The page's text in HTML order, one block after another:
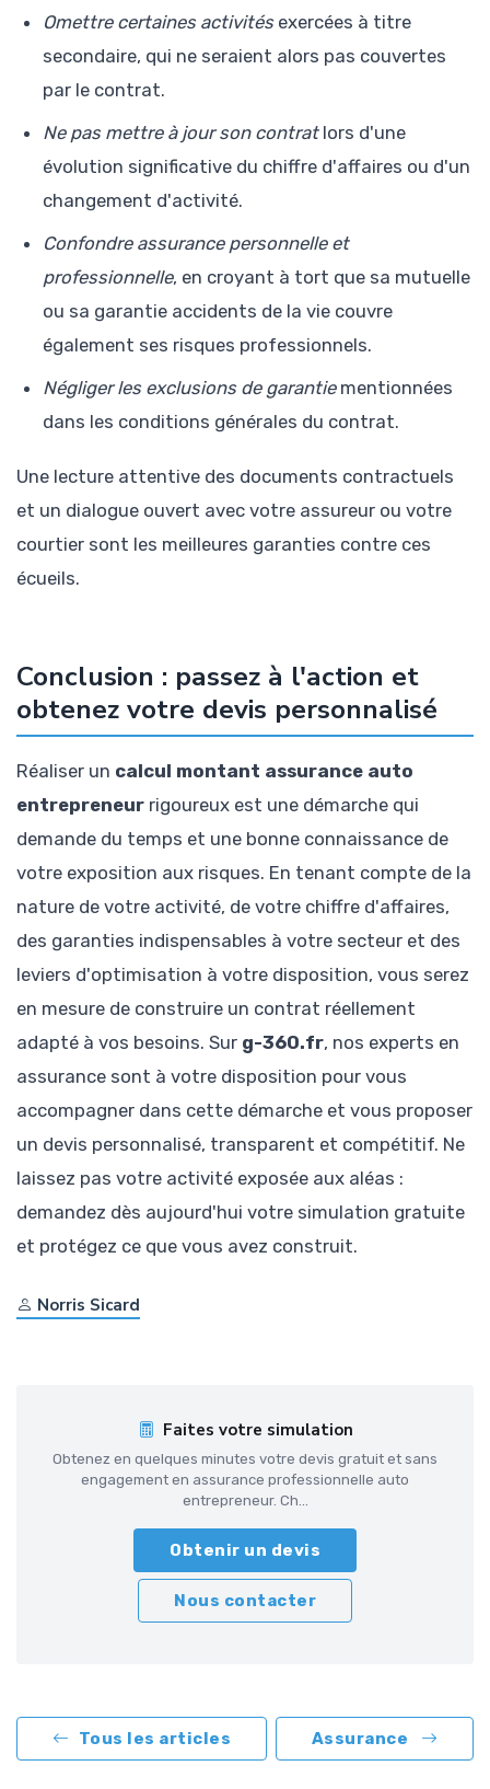
Omettre certaines activitésexercées à titre
secondaire, qui ne seraient alors pas couvertes
par le contrat.
Ne pas mettre à jour son contratlors d'une
évolution significative du chiffre d'affaires ou d'un
changement d'activité.
Confondre assurance personnelle et
professionnelle, en croyant à tort que sa mutuelle
ou sa garantie accidents de la vie couvre
également ses risques professionnels.
Négliger les exclusions de garantiementionnées
dans les conditions générales du contrat.
Une lecture attentive des documents contractuels
et un dialogue ouvert avec votre assureur ou votre
courtier sont les meilleures garanties contre ces
écueils.
Conclusion : passez à l'action et
obtenez votre devis personnalisé
Réaliser un calcul montant assurance auto
entrepreneur rigoureux est une démarche qui
demande du temps et une bonne connaissance de
votre exposition aux risques. En tenant compte de la
nature de votre activité, de votre chiffre d'affaires,
des garanties indispensables à votre secteur et des
leviers d'optimisation à votre disposition, vous serez
en mesure de construire un contrat réellement
adapté à vos besoins. Sur g-360.fr, nos experts en
assurance sont à votre disposition pour vous
accompagner dans cette démarche et vous proposer
un devis personnalisé, transparent et compétitif. Ne
laissez pas votre activité exposée aux aléas :
demandez dès aujourd'hui votre simulation gratuite
et protégez ce que vous avez construit.
Norris Sicard
Faites votre simulation
Obtenez en quelques minutes votre devis gratuit et sans
engagement en assurance professionnelle auto
entrepreneur. Ch...
Obtenir un devis
Nous contacter
Tous les articles Assurance